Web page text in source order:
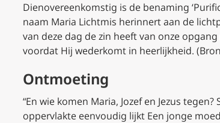
Dienovereenkomstig is de benaming
naam Maria Lichtmis herinnert aan de
van deze dag de zin heeft van onze
voordat Hij wederkomt in heerlijkheid.
Ontmoeting
“En wie komen Maria, Jozef en Jezus
oppervlakte eenvoudig lijkt Een jonge